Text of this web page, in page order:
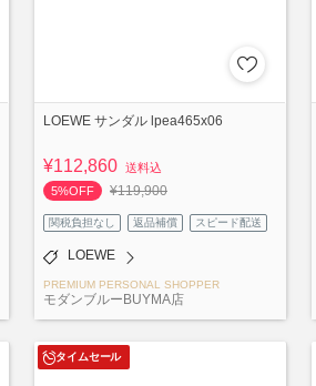
LOEWE サンダル lpea465x06
¥112,860 送料込
5%OFF
¥119,900
関税負担なし 返品補償 スピード配送
LOEWE
PREMIUM PERSONAL SHOPPER
モダンブルーBUYMA店
タイムセール